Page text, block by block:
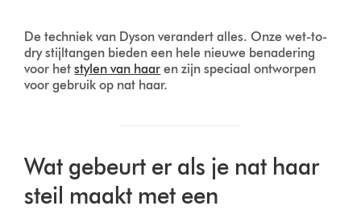
De techniek van Dyson verandert alles. Onze wet-to-
dry stijltangen bieden een hele nieuwe benadering
voor hetstylen van haar en zijn speciaal ontworpen
voor gebruik op nat haar.
Wat gebeurt er als je nat haar
steil maakt met een